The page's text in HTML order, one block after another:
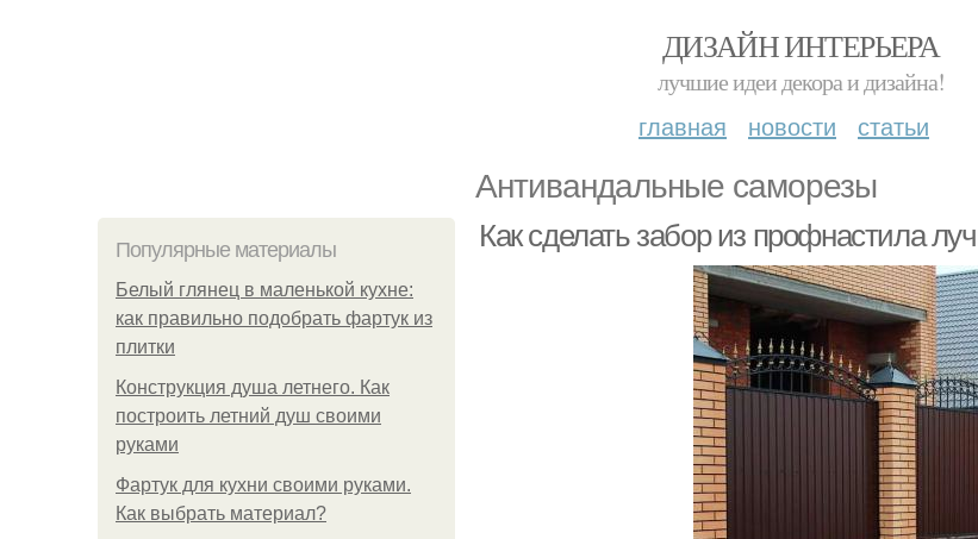
ДИЗАЙН ИНТЕРЬЕРА
лучшие идеи декора и дизайна!
главная новости статьи
Антивандальные саморезы
Популярные материалы
Белый глянец в маленькой кухне:
как правильно подобрать фартук из
плитки
Конструкция душа летнего. Как
построить летний душ своими
руками
Фартук для кухни своими руками.
Как выбрать материал?
Как сделать забор из профнастила